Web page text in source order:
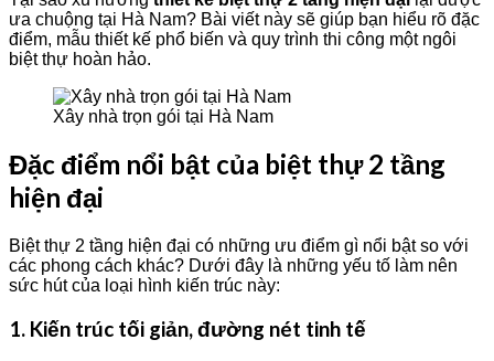
ưa chuộng tại Hà Nam? Bài viết này sẽ giúp bạn hiểu rõ đặc
điểm, mẫu thiết kế phổ biến và quy trình thi công một ngôi
biệt thự hoàn hảo.
Xây nhà trọn gói tại Hà Nam
Đặc điểm nổi bật của biệt thự 2 tầng
hiện đại
Biệt thự 2 tầng hiện đại có những ưu điểm gì nổi bật so với
các phong cách khác? Dưới đây là những yếu tố làm nên
sức hút của loại hình kiến trúc này:
1. Kiến trúc tối giản, đường nét tinh tế